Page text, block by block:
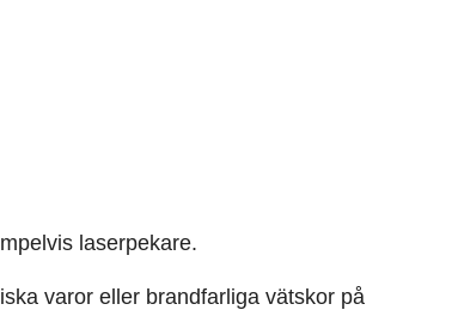
laserpekare.
varor eller brandfarliga vätskor på